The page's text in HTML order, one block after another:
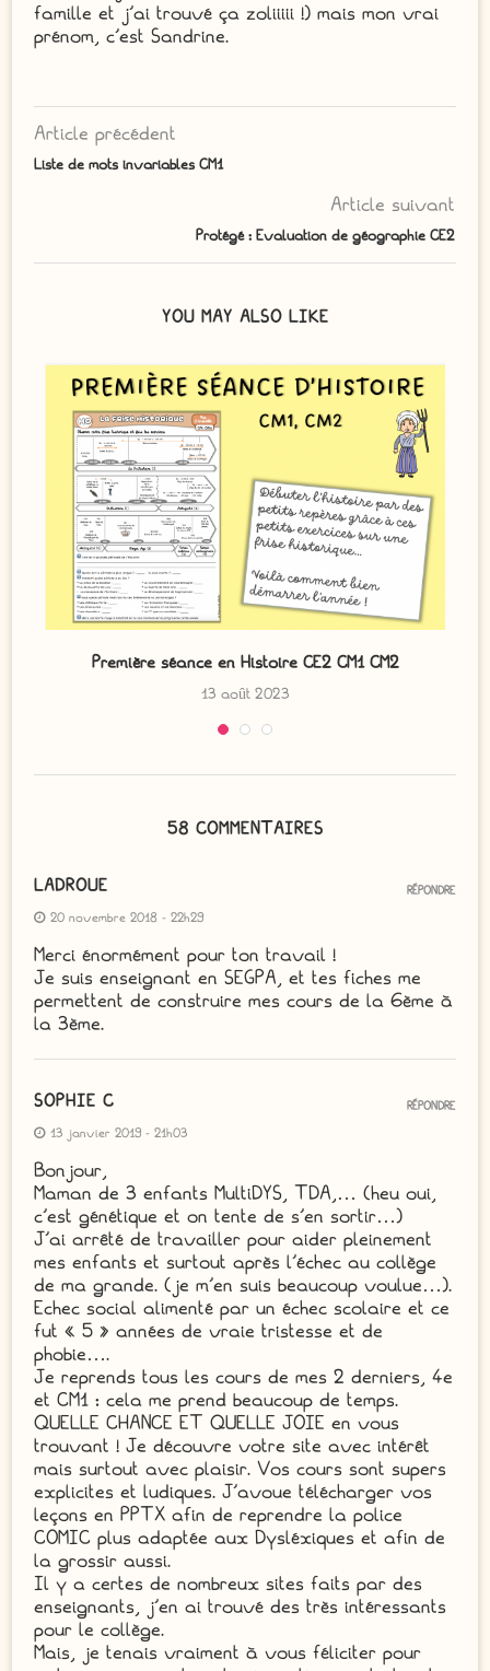
famille et j'ai trouvé ça zoliiiii !) mais mon vrai
prénom, c'est Sandrine.
Article précédent
Liste de mots invariables CM1
Article suivant
Protégé : Evaluation de géographie CE2
YOU MAY ALSO LIKE
Première séance en Histoire CE2 CM1 CM2
13 août 2023
58 COMMENTAIRES
LADROUE
20 novembre 2018 - 22h29
Merci énormément pour ton travail !
Je suis enseignant en SEGPA, et tes fiches me
permettent de construire mes cours de la 6ème à
la 3ème.
RÉPONDRE
SOPHIE C
13 janvier 2019 - 21h03
Bonjour,
Maman de 3 enfants MultiDYS, TDA,… (heu oui,
c’est génétique et on tente de s’en sortir…)
J’ai arrêté de travailler pour aider pleinement
mes enfants et surtout après l’échec au collège
de ma grande. (je m’en suis beaucoup voulue…).
Echec social alimenté par un échec scolaire et ce
fut « 5 » années de vraie tristesse et de
phobie….
Je reprends tous les cours de mes 2 derniers, 4e
et CM1 : cela me prend beaucoup de temps.
QUELLE CHANCE ET QUELLE JOIE en vous
trouvant ! Je découvre votre site avec intérêt
mais surtout avec plaisir. Vos cours sont supers
explicites et ludiques. J’avoue télécharger vos
leçons en PPTX afin de reprendre la police
COMIC plus adaptée aux Dysléxiques et afin de
la grossir aussi.
Il y a certes de nombreux sites faits par des
enseignants, j’en ai trouvé des très intéressants
pour le collège.
Mais, je tenais vraiment à vous féliciter pour
RÉPONDRE